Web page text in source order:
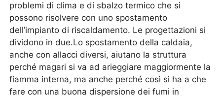
problemi di clima e di sbalzo termico che si
possono risolvere con uno spostamento
dell’impianto di riscaldamento. Le progettazioni si
dividono in due.Lo spostamento della caldaia,
anche con allacci diversi, aiutano la struttura
perché magari si va ad arieggiare maggiormente la
fiamma interna, ma anche perché così si ha a che
fare con una buona dispersione dei fumi in